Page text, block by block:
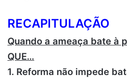
RECAPITULAÇÃO
Quando a ameaça bate à
QUE…
1. Reforma não impede